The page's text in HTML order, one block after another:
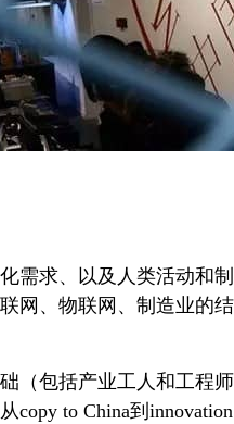
需求、以及人类活动和
网、物联网、制造业
包括产业工人和工程
to China到